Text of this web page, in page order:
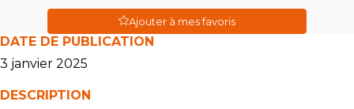
Ajouter à mes favoris
DATE DE PUBLICATION
3 janvier 2025
DESCRIPTION